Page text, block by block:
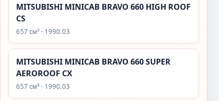
MITSUBISHI MINICAB BRAVO 660 HIGH ROOF
CS
657 см³ · 1990.03
MITSUBISHI MINICAB BRAVO 660 SUPER
AEROROOF CX
657 см³ · 1990.03